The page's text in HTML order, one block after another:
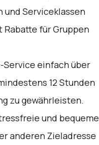
und Serviceklassen
für Gruppen
Service einfach über
12 Stunden
zu gewährleisten.
und bequeme
anderen Zieladresse